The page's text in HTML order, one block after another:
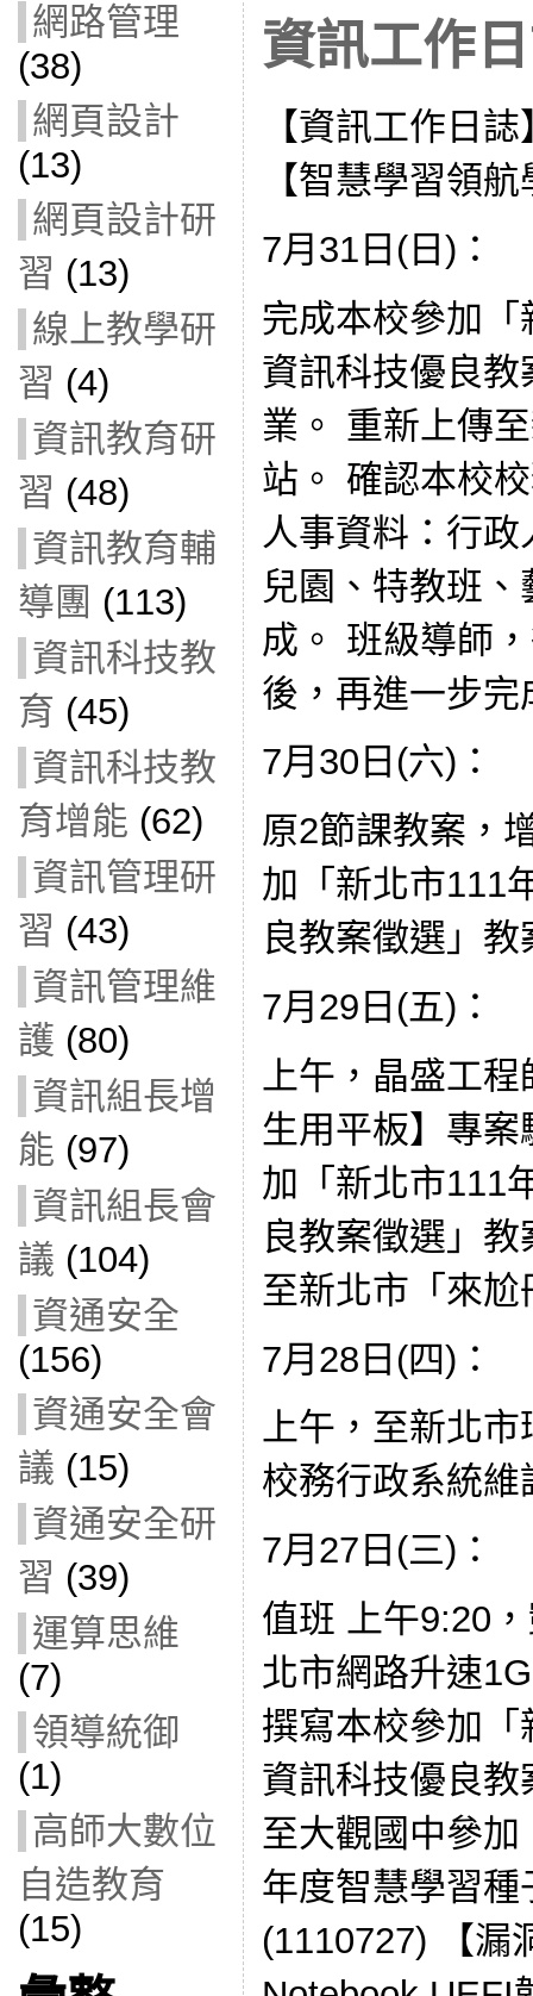
網路管理
(38)
網頁設計
(13)
網頁設計研
習 (13)
線上教學研
習 (4)
資訊教育研
習 (48)
資訊教育輔
導團 (113)
資訊科技教
育 (45)
資訊科技教
育增能 (62)
資訊管理研
習 (43)
資訊管理維
護 (80)
資訊組長增
能 (97)
資訊組長會
議 (104)
資通安全
(156)
資通安全會
議 (15)
資通安全研
習 (39)
運算思維
(7)
領導統御
(1)
高師大數位
自造教育
(15)
資訊工作
【資訊工作日
【智慧學習領
7月31日(日)：
完成本校參加
資訊科技優良
業。 重新上傳
站。 確認本校
人事資料：行
兒園、特教班
成。 班級導師
後，再進一步
7月30日(六)：
原2節課教案，
加「新北市111
良教案徵選」教
7月29日(五)：
上午，晶盛工
生用平板】專
加「新北市111
良教案徵選」
至新北市「來
7月28日(四)：
上午，至新北
校務行政系統
7月27日(三)：
值班 上午9:20
北市網路升速
撰寫本校參加
資訊科技優良
至大觀國中參
年度智慧學習
(1110727) 【漏